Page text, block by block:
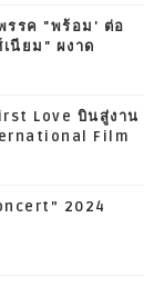
รรค "พร้อม' ต่อ
นียม" ผงาด
Love บินสู่งาน
Film
2024